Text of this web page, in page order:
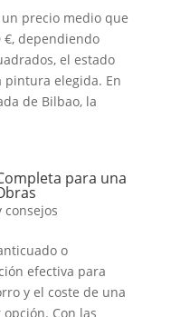
precio medio que
€, dependiendo
el estado
pintura elegida. En
de Bilbao, la
para una
consejos
o
efectiva para
y el coste de una
Con las